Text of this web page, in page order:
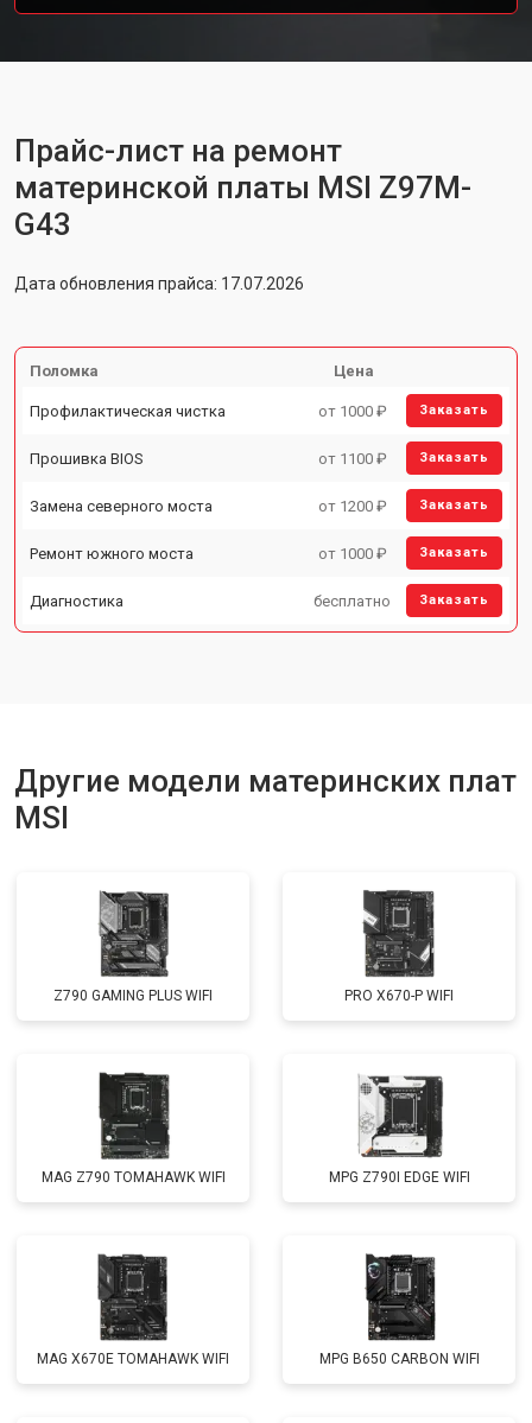
Прайс-лист на ремонт
материнской платы MSI Z97M-
G43
Дата обновления прайса: 17.07.2026
Поломка Цена
Профилактическая чистка от 1000 ₽ Заказать
Прошивка BIOS от 1100 ₽ Заказать
Замена северного моста от 1200 ₽ Заказать
Ремонт южного моста от 1000 ₽ Заказать
Диагностика бесплатно Заказать
Другие модели материнских плат
MSI
Z790 GAMING PLUS WIFI PRO X670-P WIFI
MAG Z790 TOMAHAWK WIFI MPG Z790I EDGE WIFI
MAG X670E TOMAHAWK WIFI MPG B650 CARBON WIFI